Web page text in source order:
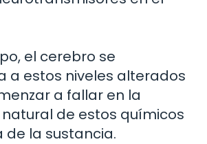
el cerebro se
a estos niveles alterados
a fallar en la
de estos químicos
de la sustancia.